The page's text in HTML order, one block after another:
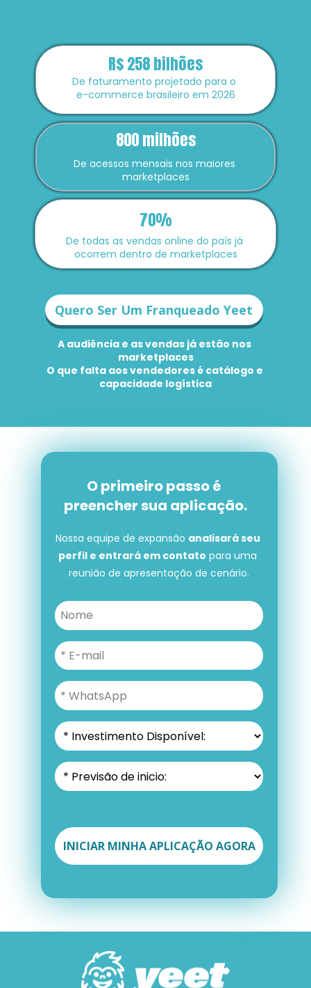
R$ 258 bilhões
800 milhões
70%
De faturamento projetado para o
e-commerce brasileiro em 2026
De todas as vendas online do país já
ocorrem dentro de marketplaces
De acessos mensais nos maiores
marketplaces
A audiência e as vendas já estão nos
marketplaces
O que falta aos vendedores é catálogo e
capacidade logística
Quero Ser Um Franqueado Yeet
O primeiro passo é
preencher sua aplicação.
O primeiro passo é preencher
sua aplicação.
Nossa equipe de expansão analisará seu
perfil e entrará em contato para uma
reunião de apresentação de cenário.
INICIAR MINHA APLICAÇÃO AGORA